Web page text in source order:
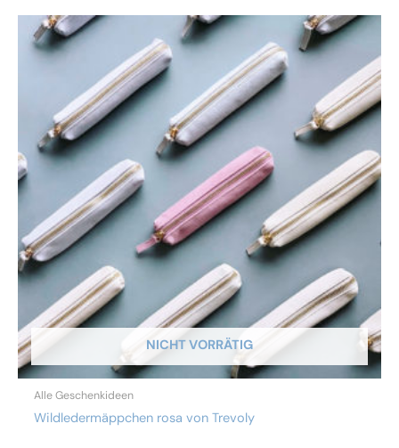
NICHT VORRÄTIG
Alle Geschenkideen
Wildledermäppchen rosa von Trevoly